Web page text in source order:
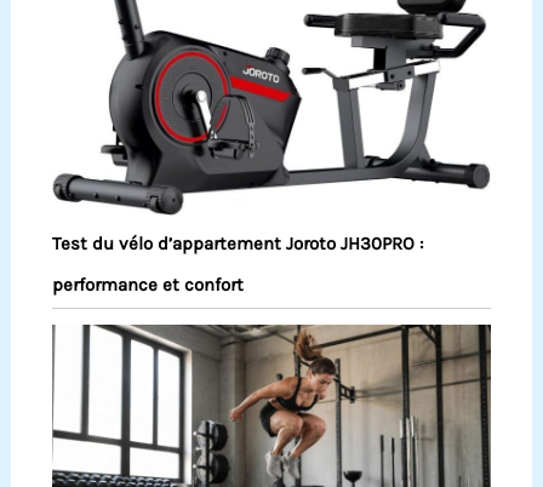
Test du vélo d’appartement Joroto JH30PRO :
performance et confort